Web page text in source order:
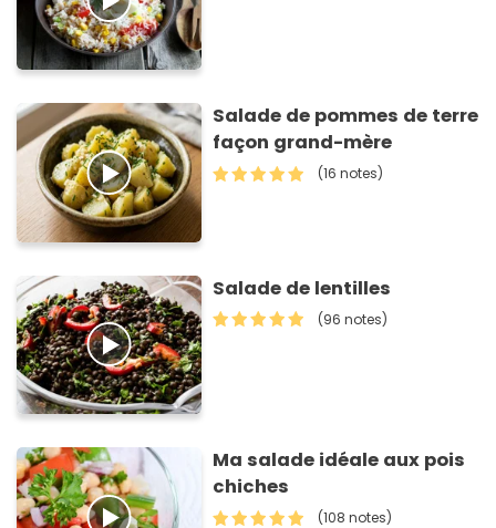
Salade de pommes de terre
façon grand-mère
(16 notes)
Salade de lentilles
(96 notes)
Ma salade idéale aux pois
chiches
(108 notes)